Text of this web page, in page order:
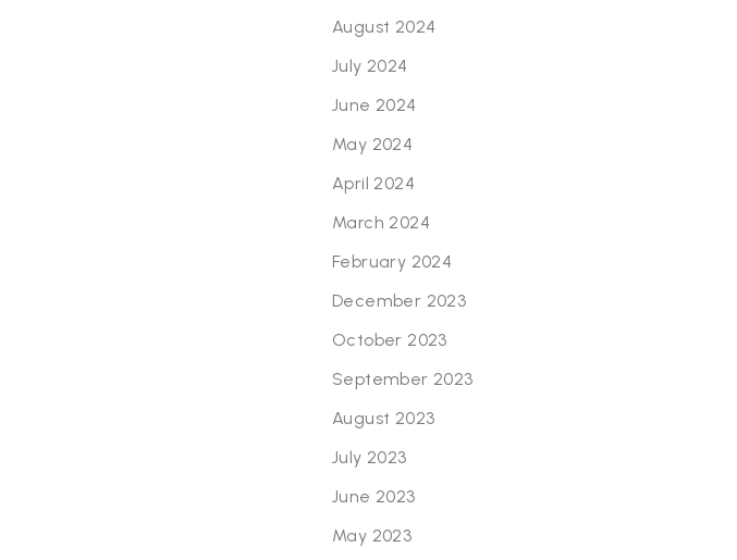
August 2024
July 2024
June 2024
May 2024
April 2024
March 2024
February 2024
December 2023
October 2023
September 2023
August 2023
July 2023
June 2023
May 2023